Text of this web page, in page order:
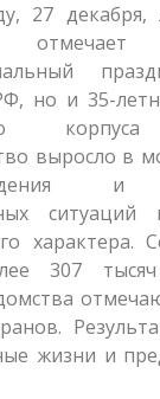
27 декабря,
но и 35-
выросло в
и
ситуаций
307 тысяч
жизни и